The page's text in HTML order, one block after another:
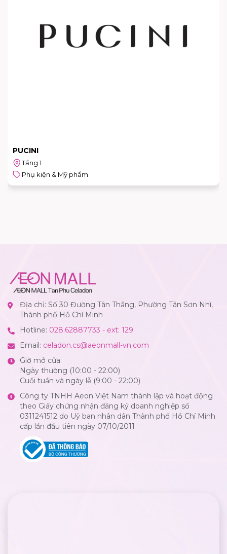
PUCINI
Tầng 1
Phụ kiện & Mỹ phẩm
Địa chỉ: Số 30 Đường Tân Thắng, Phường Tân Sơn Nhì,
Thành phố Hồ Chí Minh
Hotline: 028.62887733 - ext: 129
Email: celadon.cs@aeonmall-vn.com
Giờ mở cửa:
Ngày thường (10:00 - 22:00)
Cuối tuần và ngày lễ (9:00 - 22:00)
Công ty TNHH Aeon Việt Nam thành lập và hoạt động
theo Giấy chứng nhận đăng ký doanh nghiệp số
0311241512 do Uỷ ban nhân dân Thành phố Hồ Chí Minh
cấp lần đầu tiên ngày 07/10/2011